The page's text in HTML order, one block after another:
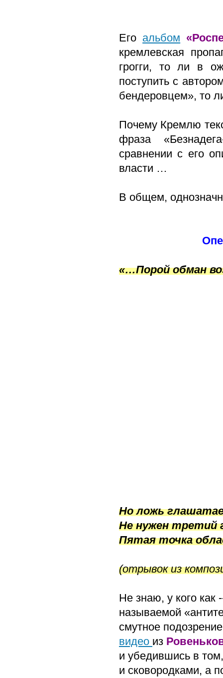
Его альбом
кремлевская
грогги, то ли в
поступить с
бендеровцем», то
Почему Кремлю
фраза
сравнении с его
власти …
В общем,
«…Порой обман
Но ложь
Не нужен третий
Пятая точка
(отрывок из
Не знаю, у кого как
называемой
смутное
видео из
и убедившись в
и сковородками, а